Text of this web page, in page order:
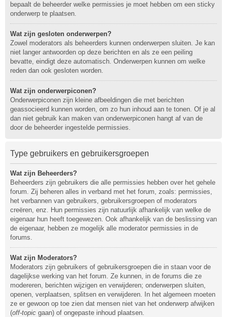
bepaalt de beheerder welke permissies je moet hebben om een sticky
onderwerp te plaatsen.
Wat zijn gesloten onderwerpen?
Zowel moderators als beheerders kunnen onderwerpen sluiten. Je kan
niet langer antwoorden op deze berichten en als ze een peiling
bevatte, eindigt deze automatisch. Onderwerpen kunnen om welke
reden dan ook gesloten worden.
Wat zijn onderwerpiconen?
Onderwerpiconen zijn kleine afbeeldingen die met berichten
geassocieerd kunnen worden, om zo hun inhoud aan te tonen. Of je al
dan niet gebruik kan maken van onderwerpiconen hangt af van de
door de beheerder ingestelde permissies.
Type gebruikers en gebruikersgroepen
Wat zijn Beheerders?
Beheerders zijn gebruikers die alle permissies hebben over het gehele
forum. Zij beheren alles in verband met het forum, zoals: permissies,
het verbannen van gebruikers, gebruikersgroepen of moderators
creëren, enz. Hun permissies zijn natuurlijk afhankelijk van welke de
eigenaar hun heeft toegewezen. Ook afhankelijk van de beslissing van
de eigenaar, hebben ze mogelijk alle moderator permissies in de
forums.
Wat zijn Moderators?
Moderators zijn gebruikers of gebruikersgroepen die in staan voor de
dagelijkse werking van het forum. Ze kunnen, in de forums die ze
modereren, berichten wijzigen en verwijderen; onderwerpen sluiten,
openen, verplaatsen, splitsen en verwijderen. In het algemeen moeten
ze er gewoon op toe zien dat mensen niet van het onderwerp afwijken
(off-topic gaan) of ongepaste inhoud plaatsen.